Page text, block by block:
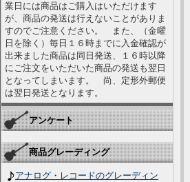
業日には商品はご購入はいただけます
が、商品の発送は行えないことがありま
すのでご注意ください。 また、（金曜
日を除く）毎日１６時までに入金確認が
出来ました商品は同日発送、１６時以降
にご注文をいただいた商品の発送も翌日
となってしまいます。 尚、定形外郵便
は翌日発送となります。
アンケート
商品グレーディング
アナログ・レコードのグレーディン